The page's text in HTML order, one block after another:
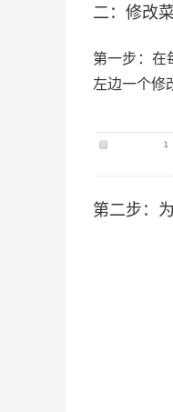
二：修改
第一步：在
左边一个修
第二步：